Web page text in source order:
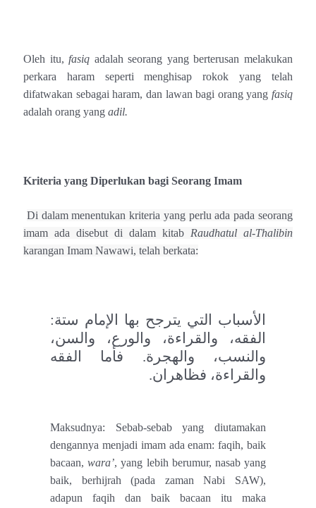
Oleh itu, fasiq adalah seorang yang berterusan melakukan
perkara haram seperti menghisap rokok yang telah
difatwakan sebagai haram, dan lawan bagi orang yang fasiq
adalah orang yangadil.
Kriteria yang Diperlukan bagi Seorang Imam
Di dalam menentukan kriteria yang perlu ada pada seorang
imam ada disebut di dalam kitab Raudhatul al-Thalibin
karangan Imam Nawawi, telah berkata:
الأسباب التي يترجح بها الإمام ستة:
الفقه، والقراءة، والورع، والسن،
والنسب، والهجرة. فأما الفقه
والقراءة، فظاهران.
Maksudnya: Sebab-sebab yang diutamakan
dengannya menjadi imam ada enam: faqih, baik
bacaan, wara’, yang lebih berumur, nasab yang
baik, berhijrah (pada zaman Nabi SAW),
adapun faqih dan baik bacaan itu maka